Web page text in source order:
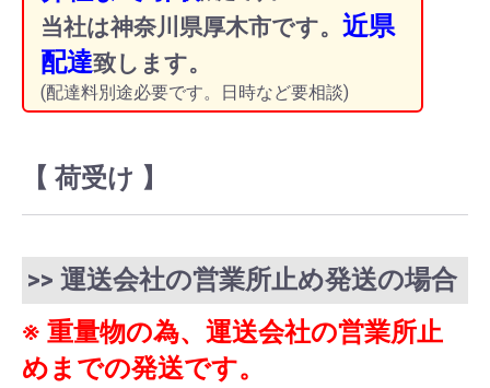
当社は神奈川県厚木市です。 近県
配達致します。
(配達料別途必要です。日時など要相談)
【 荷受け 】
>> 運送会社の営業所止め発送の場合
※ 重量物の為、運送会社の営業所止
めまでの発送です。